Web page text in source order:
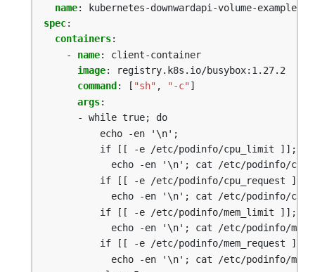
name:
kubernetes-downwardapi-volume-example-2
spec:
containers:
- name:
client-container
image:
registry.k8s.io/busybox:1.27.2
command : [ "sh" , "-c" ]
args:
- while true; do
echo -en '\n';
if [[ -e /etc/podinfo/cpu_limit ]];
echo -en '\n'; cat /etc/podinfo/
if [[ -e /etc/podinfo/cpu_request ]];
echo -en '\n'; cat /etc/podinfo/
if [[ -e /etc/podinfo/mem_limit ]];
echo -en '\n'; cat /etc/podinfo/
if [[ -e /etc/podinfo/mem_request ]];
echo -en '\n'; cat /etc/podinfo/